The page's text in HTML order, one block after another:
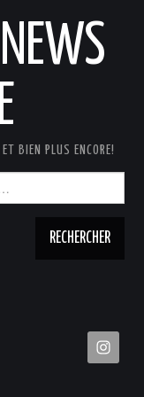
BIEN PLUS ENCORE!